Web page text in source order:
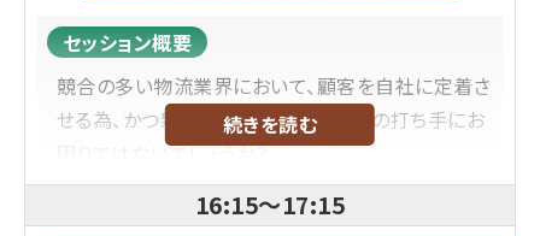
セッション概要
競合の多い物流業界において、顧客を自社に定着さ
せる為、かつ新規の顧客を獲得する為の打ち手にお
困りではないでしょうか？
本セッションでは長年デジタルプリントに携わってき
た富士フイルムだからできる、お客様の販売促進に
続きを読む
16:15～17:15